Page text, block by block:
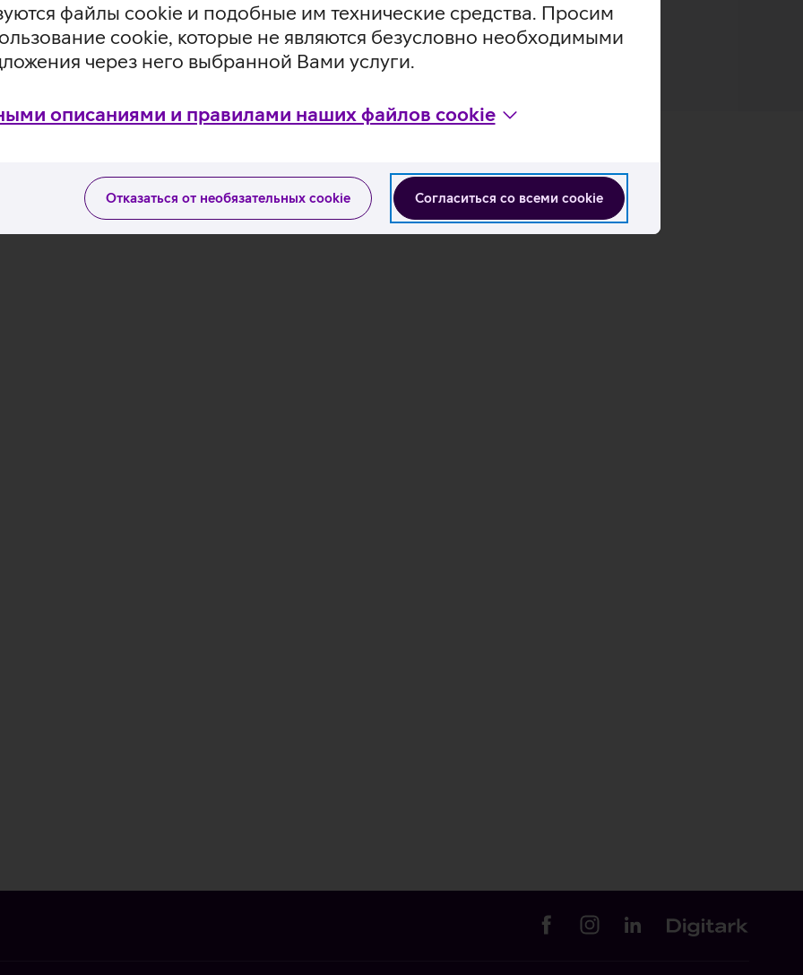
файлы cookie и подобные им технические средства. Просим
cookie, которые не являются безусловно необходимыми
через него выбранной Вами услуги.
описаниями и правилами наших файлов cookie
Согласиться со всеми cookie
Отказаться от необязательных cookie